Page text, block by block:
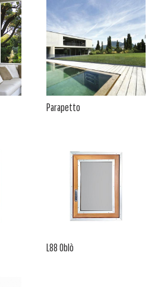
Parapetto
L88 Oblò